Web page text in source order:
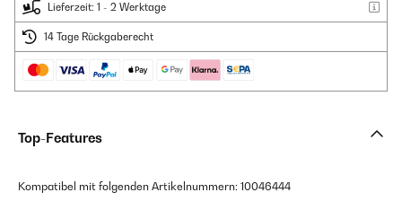
Lieferzeit: 1 - 2 Werktage
14 Tage Rückgaberecht
Top-Features
Kompatibel mit folgenden Artikelnummern: 10046444